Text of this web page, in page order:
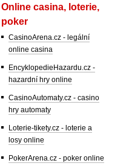
Online casina, loterie,
poker
CasinoArena.cz - legální
online casina
EncyklopedieHazardu.cz -
hazardní hry online
CasinoAutomaty.cz - casino
hry automaty
Loterie-tikety.cz - loterie a
losy online
PokerArena.cz - poker online